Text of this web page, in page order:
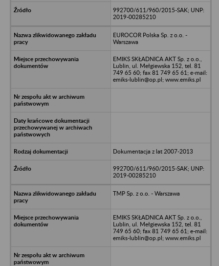
992700/611/960/2015-SAK; UNP:
2019-00285210
EUROCOR Polska Sp. z o.o. -
Warszawa
EMIKS SKŁADNICA AKT Sp. z o.o.,
Lublin, ul. Mełgiewska 152, tel. 81
749 65 60; fax 81 749 65 61; e-mail:
emiks-lublin@op.pl; www.emiks.pl
Dokumentacja z lat 2007-2013
992700/611/960/2015-SAK; UNP:
2019-00285210
TMP Sp. z o.o. - Warszawa
EMIKS SKŁADNICA AKT Sp. z o.o.,
Lublin, ul. Mełgiewska 152, tel. 81
749 65 60; fax 81 749 65 61; e-mail:
emiks-lublin@op.pl; www.emiks.pl